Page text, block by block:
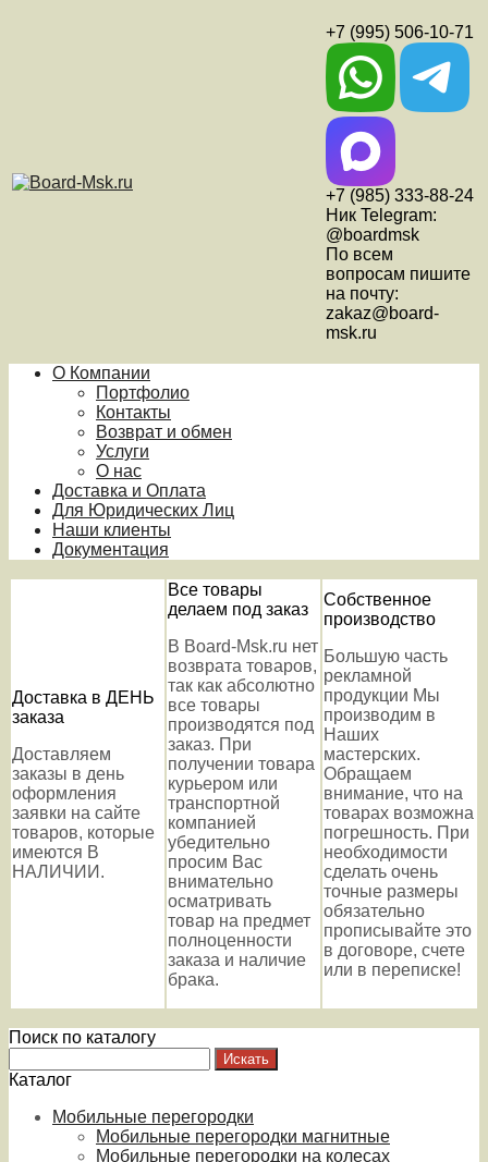
+7 (995) 506-10-71
+7 (985) 333-88-24
Ник Telegram:
@boardmsk
По всем
вопросам пишите
на почту:
zakaz@board-
msk.ru
О Компании
Портфолио
Контакты
Возврат и обмен
Услуги
О нас
Доставка и Оплата
Для Юридических Лиц
Наши клиенты
Документация
Доставка в ДЕНЬ
заказа
Доставляем
заказы в день
оформления
заявки на сайте
товаров, которые
имеются В
НАЛИЧИИ.
Все товары
делаем под заказ
В Board-Msk.ru нет
возврата товаров,
так как абсолютно
все товары
производятся под
заказ. При
получении товара
курьером или
транспортной
компанией
убедительно
просим Вас
внимательно
осматривать
товар на предмет
полноценности
заказа и наличие
брака.
Собственное
производство
Большую часть
рекламной
продукции Мы
производим в
Наших
мастерских.
Обращаем
внимание, что на
товарах возможна
погрешность. При
необходимости
сделать очень
точные размеры
обязательно
прописывайте это
в договоре, счете
или в переписке!
Поиск по каталогу
Каталог
Мобильные перегородки
Мобильные перегородки магнитные
Мобильные перегородки на колесах